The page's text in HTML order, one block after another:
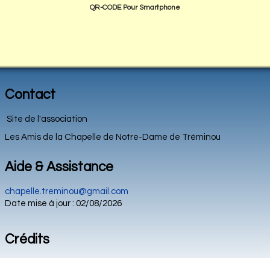
QR-CODE Pour Smartphone
Contact
Site de l'association
Les Amis de la Chapelle de Notre-Dame de Tréminou
Aide & Assistance
chapelle.treminou@gmail.com
Date mise à jour : 02/08/2026
Crédits